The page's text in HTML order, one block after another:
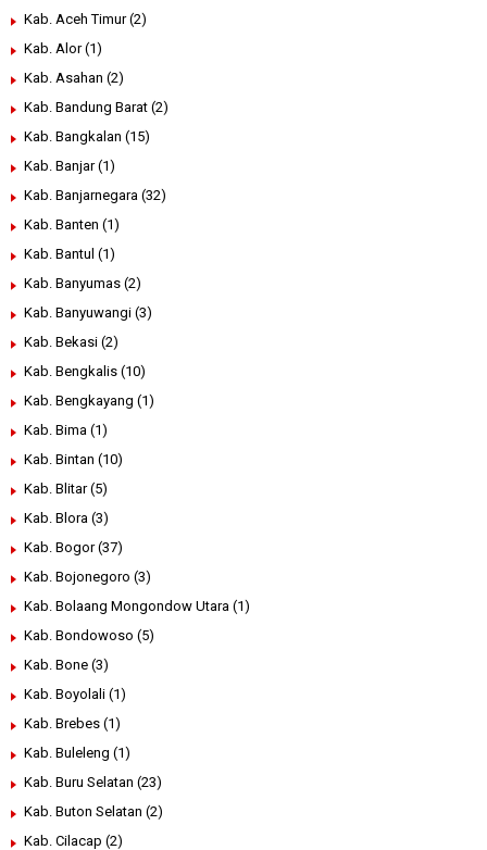
Kab. Aceh Timur (2)
Kab. Alor (1)
Kab. Asahan (2)
Kab. Bandung Barat (2)
Kab. Bangkalan (15)
Kab. Banjar (1)
Kab. Banjarnegara (32)
Kab. Banten (1)
Kab. Bantul (1)
Kab. Banyumas (2)
Kab. Banyuwangi (3)
Kab. Bekasi (2)
Kab. Bengkalis (10)
Kab. Bengkayang (1)
Kab. Bima (1)
Kab. Bintan (10)
Kab. Blitar (5)
Kab. Blora (3)
Kab. Bogor (37)
Kab. Bojonegoro (3)
Kab. Bolaang Mongondow Utara (1)
Kab. Bondowoso (5)
Kab. Bone (3)
Kab. Boyolali (1)
Kab. Brebes (1)
Kab. Buleleng (1)
Kab. Buru Selatan (23)
Kab. Buton Selatan (2)
Kab. Cilacap (2)